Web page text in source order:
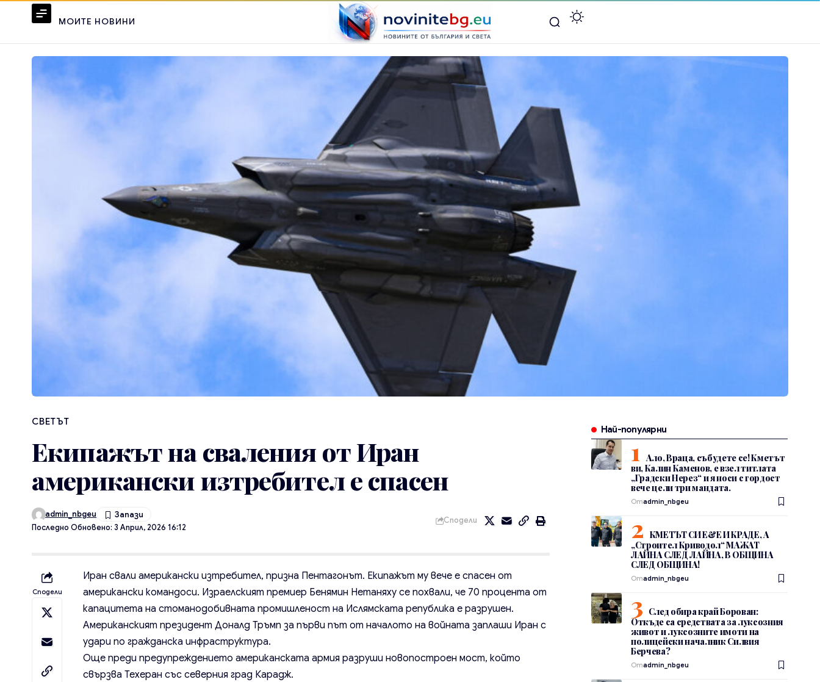
МОИТЕ НОВИНИ
СВЕТЪТ
Екипажът на сваления от Иран
американски изтребител е спасен
Последно Обновено: 3 Април, 2026 16:12
admin_nbgeu
Сподели
Сподели
Иран свали американски изтребител, призна Пентагонът. Екипажът му вече е спасен от
американски командоси. Израелският премиер Бенямин Нетаняху се похвали, че 70 процента от
капацитета на стоманодобивната промишленост на Ислямската република е разрушен.
Американският президент Доналд Тръмп за първи път от началото на войната заплаши Иран с
удари по гражданска инфраструктура.
Още преди предупреждението американската армия разруши новопостроен мост, който
свързва Техеран със северния град Карадж.
Най-популярни
Ало, Враца, събудете се! Кметът
ви, Калин Каменов, е взел титлата
„Градски Нерез“ и я носи с гордост
вече цели три мандата.
Отadmin_nbgeu
КМЕТЪТ СИ Е&Е И КРАДЕ, А
„Строител Криводол“ МАЖАТ
ЛАЙНА СЛЕД ЛАЙНА, В ОБЩИНА
СЛЕД ОБЩИНА!
Отadmin_nbgeu
След обира край Борован:
Откъде са средствата за луксозния
живот и луксозните имоти на
полицейски началник Силвия
Берчева?
Отadmin_nbgeu